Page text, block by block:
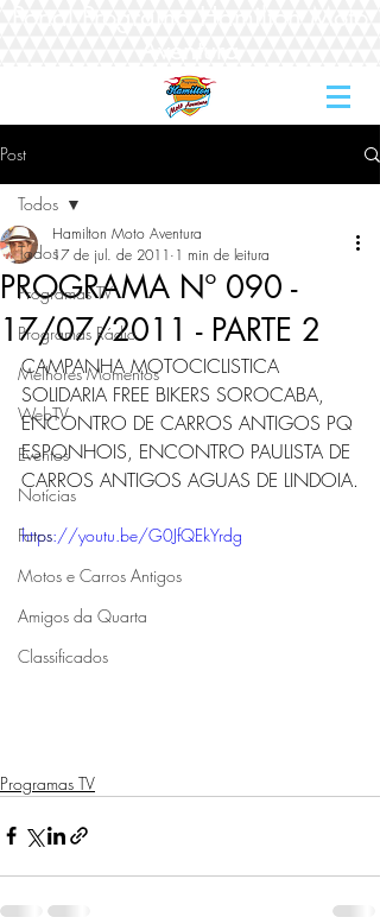
Post
Todos
Programas TV
Programas Rádio
Melhores Momentos
WebTV
Eventos
Notícias
Fotos
Motos e Carros Antigos
Amigos da Quarta
Classificados
Todos
PROGRAMA Nº 090 -
17/07/2011 - PARTE 2
Hamilton Moto Aventura
17 de jul. de 2011 1 min de leitura
CAMPANHA MOTOCICLISTICA
SOLIDARIA FREE BIKERS SOROCABA,
ENCONTRO DE CARROS ANTIGOS PQ
ESPONHOIS, ENCONTRO PAULISTA DE
CARROS ANTIGOS AGUAS DE LINDOIA.
https://youtu.be/G0JfQEkYrdg
Programas TV